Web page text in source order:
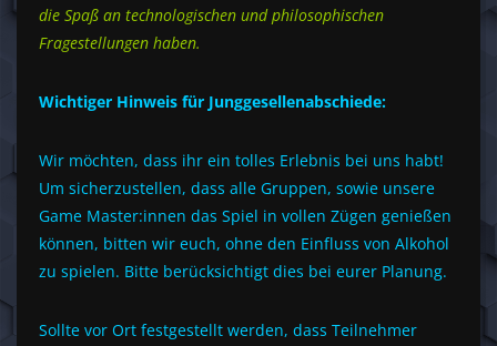
die Spaß an technologischen und philosophischen
Fragestellungen haben.
Wichtiger Hinweis für Junggesellenabschiede:
Wir möchten, dass ihr ein tolles Erlebnis bei uns habt!
Um sicherzustellen, dass alle Gruppen, sowie unsere
Game Master:innen das Spiel in vollen Zügen genießen
können, bitten wir euch, ohne den Einfluss von Alkohol
zu spielen. Bitte berücksichtigt dies bei eurer Planung.
Sollte vor Ort festgestellt werden, dass Teilnehmer